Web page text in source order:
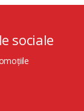
sociale